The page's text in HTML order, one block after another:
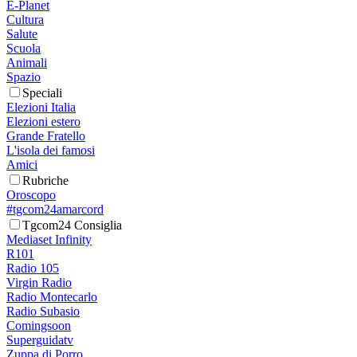
E-Planet
Cultura
Salute
Scuola
Animali
Spazio
Speciali
Elezioni Italia
Elezioni estero
Grande Fratello
L'isola dei famosi
Amici
Rubriche
Oroscopo
#tgcom24amarcord
Tgcom24 Consiglia
Mediaset Infinity
R101
Radio 105
Virgin Radio
Radio Montecarlo
Radio Subasio
Comingsoon
Superguidatv
Zuppa di Porro